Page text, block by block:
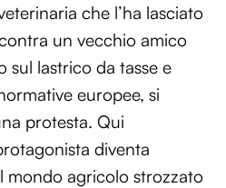
che l’ha lasciato
un vecchio amico
sul lastrico da tasse e
europee, si
protesta. Qui
diventa
mondo agricolo strozzato